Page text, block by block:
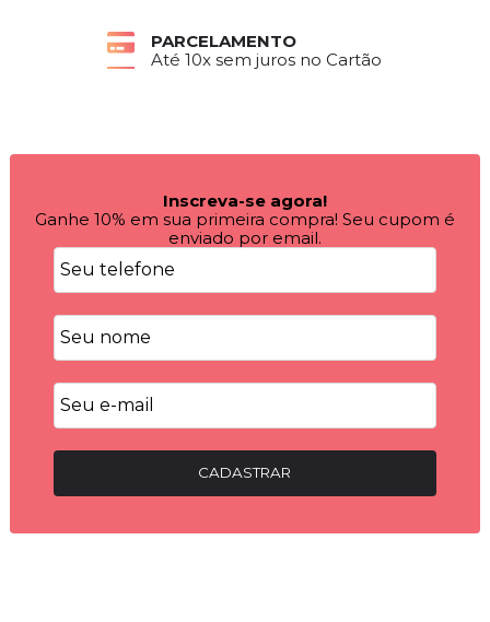
PARCELAMENTO
Até 10x sem juros no Cartão
Inscreva-se agora!
Ganhe 10% em sua primeira compra! Seu cupom é
enviado por email.
CADASTRAR